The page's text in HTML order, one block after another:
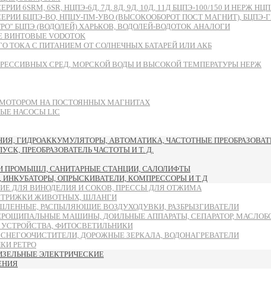
6SRM, 6SR, НЦПЭ-6Д, 7Д, 8Д, 9Д, 10Д, 11Д БЦПЭ-100/150 И НЕРЖ
БЦПЭ-ВО, НПЦУ-ПМ-УВО (ВЫСОКООБОРОТ ПОСТ МАГНИТ), БЦПЭ-
БЦПЭ (ВОДОЛЕЙ) ХАРЬКОВ, ВОДОЛЕЙ-ВОДОТОК АНАЛОГИ
VODOTOK
С ПИТАНИЕМ ОТ СОЛНЕЧНЫХ БАТАРЕЙ ИЛИ АКБ
СРЕД, МОРСКОЙ ВОДЫ И ВЫСОКОЙ ТЕМПЕРАТУРЫ НЕРЖ
НА ПОСТОЯННЫХ МАГНИТАХ
НАСОСЫ LIC
ГИДРОАККУМУЛЯТОРЫ, АВТОМАТИКА, ЧАСТОТНЫЕ
ПРЕОБРАЗОВАТЕЛЬ ЧАСТОТЫ И Т. Д.
САНИТАРНЫЕ СТАНЦИИ, САЛОЛИФТЫ
ОПРЫСКИВАТЕЛИ, КОМПРЕССОРЫ И Т Д
ДЛЯ ВИНОДЕЛИЯ И СОКОВ, ПРЕССЫ ДЛЯ ОТЖИМА
ЖИВОТНЫХ, ШЛАНГИ
РАСПЫЛЯЮЩИЕ ВОЗДУХОДУВКИ, РАЗБРЫЗГИВАТЕЛИ
МАШИНЫ, ДОИЛЬНЫЕ АППАРАТЫ, СЕПАРАТОР,
ФИТОСВЕТИЛЬНИКИ
ДОРОЖНЫЕ ЗЕРКАЛА, ВОДОНАГРЕВАТЕЛИ
РЕТРО
ЭЛЕКТРИЧЕСКИЕ